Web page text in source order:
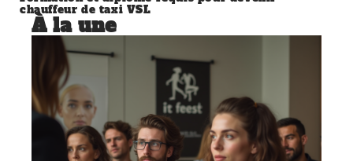
chauffeur de taxi VSL
À la une